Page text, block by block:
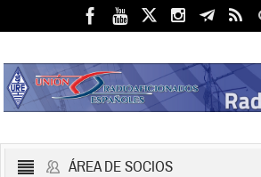
ÁREA DE SOCIOS